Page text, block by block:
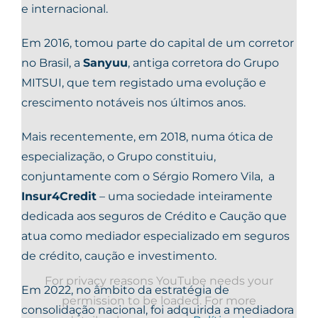
e internacional.
Em 2016, tomou parte do capital de um corretor
no Brasil, a Sanyuu, antiga corretora do Grupo
MITSUI, que tem registado uma evolução e
crescimento notáveis nos últimos anos.
Mais recentemente, em 2018, numa ótica de
especialização, o Grupo constituiu,
conjuntamente com o Sérgio Romero Vila, a
Insur4Credit – uma sociedade inteiramente
dedicada aos seguros de Crédito e Caução que
atua como mediador especializado em seguros
de crédito, caução e investimento.
Em 2022, no âmbito da estratégia de
consolidação nacional, foi adquirida a mediadora
For privacy reasons YouTube needs your
permission to be loaded. For more